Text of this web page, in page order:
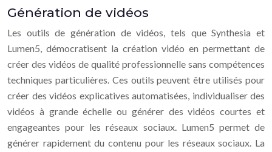
Génération de vidéos
Les outils de génération de vidéos, tels que Synthesia et
Lumen5, démocratisent la création vidéo en permettant de
créer des vidéos de qualité professionnelle sans compétences
techniques particulières. Ces outils peuvent être utilisés pour
créer des vidéos explicatives automatisées, individualiser des
vidéos à grande échelle ou générer des vidéos courtes et
engageantes pour les réseaux sociaux. Lumen5 permet de
générer rapidement du contenu pour les réseaux sociaux. La